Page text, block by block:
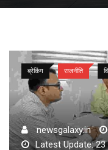
ब्रेकिंग राजनीति
newsgalaxy.in
Latest Update: